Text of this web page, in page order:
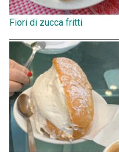
Fiori di zucca fritti